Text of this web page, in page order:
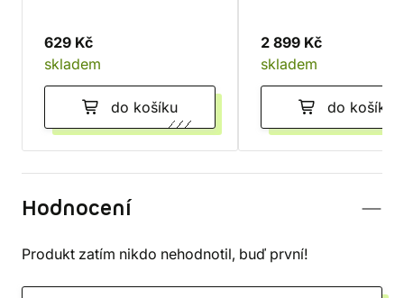
629 Kč
skladem
do košíku
2 899 Kč
skladem
do košíku
Hodnocení
Produkt zatím nikdo nehodnotil, buď první!